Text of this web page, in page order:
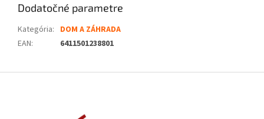
Dodatočné parametre
Kategória: DOM A ZÁHRADA
EAN: 6411501238801